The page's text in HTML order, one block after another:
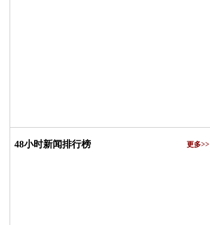
48小时新闻排行榜 更多>>